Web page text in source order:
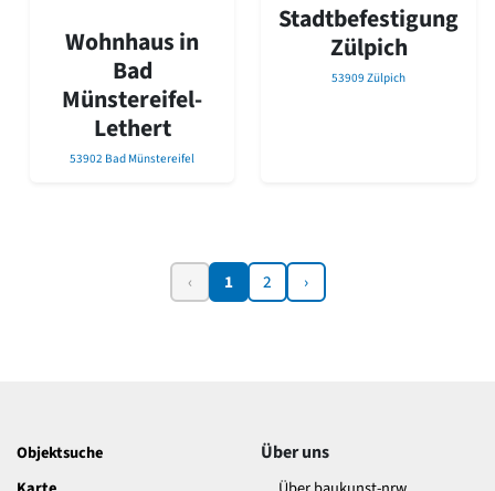
Wohnhaus in
Bad
Münstereifel-
Lethert
53902 Bad Münstereifel
Stadtbefestigung
Zülpich
53909 Zülpich
‹ 1 2 ›
Objektsuche
Über uns